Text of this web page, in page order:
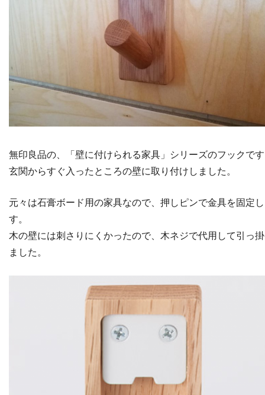
無印良品の、「壁に付けられる家具」シリーズのフックで
玄関からすぐ入ったところの壁に取り付けしました。
元々は石膏ボード用の家具なので、押しピンで金具を固定
す。
木の壁には刺さりにくかったので、木ネジで代用して引っ
ました。